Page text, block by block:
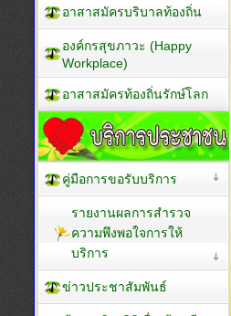
อาสาสมัครบริบาลท้องถิ่น
องค์กรสุขภาวะ (Happy
Workplace)
อาสาสมัครท้องถิ่นรักษ์โลก
คู่มือการขอรับบริการ
รายงานผลการสำรวจ
ความพึงพอใจการให้
บริการ
ข่าวประชาสัมพันธ์